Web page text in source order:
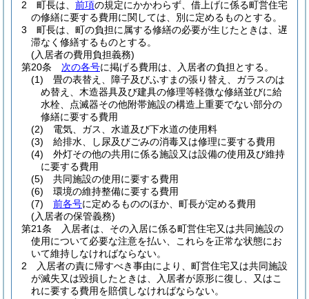
2
町長は、 前項の規定にかかわらず、借上げに係る町営住宅
の修繕に要する費用に関しては、別に定めるものとする。
3
町長は、町の負担に属する修繕の必要が生じたときは、遅
滞なく修繕するものとする。
(入居者の費用負担義務)
第20条
次の各号に掲げる費用は、入居者の負担とする。
(1)
畳の表替え、障子及びふすまの張り替え、ガラスのは
め替え、木造器具及び建具の修理等軽微な修繕並びに給
水栓、点滅器その他附帯施設の構造上重要でない部分の
修繕に要する費用
(2)
電気、ガス、水道及び下水道の使用料
(3)
給排水、し尿及びごみの消毒又は修理に要する費用
(4)
外灯その他の共用に係る施設又は設備の使用及び維持
に要する費用
(5)
共同施設の使用に要する費用
(6)
環境の維持整備に要する費用
(7)
前各号に定めるもののほか、町長が定める費用
(入居者の保管義務)
第21条
入居者は、その入居に係る町営住宅又は共同施設の
使用について必要な注意を払い、これらを正常な状態にお
いて維持しなければならない。
2
入居者の責に帰すべき事由により、町営住宅又は共同施設
が滅失又は毀損したときは、入居者が原形に復し、又はこ
れに要する費用を賠償しなければならない。